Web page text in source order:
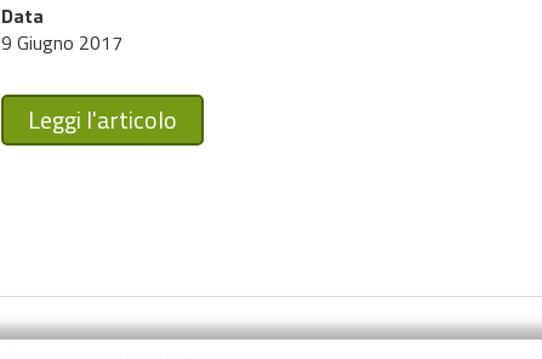
Data
9 Giugno 2017
Leggi l'articolo